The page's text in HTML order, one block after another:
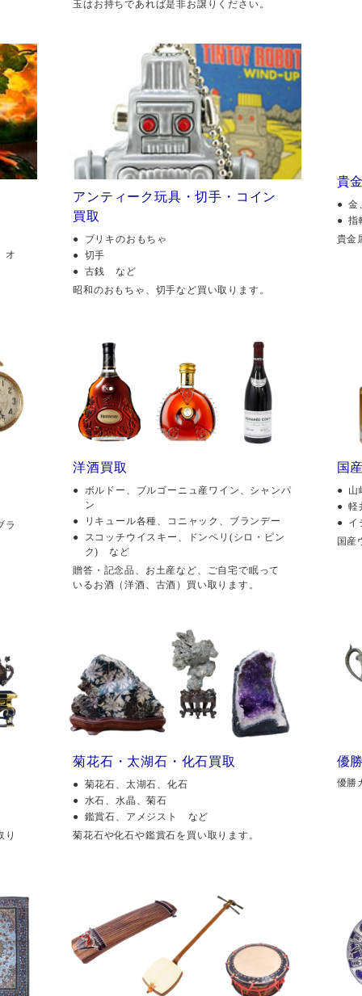
玉はお持ちであれば是非お譲りください。
オ
アンティーク玩具・切手・コイン
買取
ブリキのおもちゃ
切手
古銭 など
昭和のおもちゃ、切手など買い取ります。
貴
金
指
貴金
ラ
洋酒買取
ボルドー、ブルゴーニュ産ワイン、シャンパ
ン
リキュール各種、コニャック、ブランデー
スコッチウイスキー、ドンペリ(シロ・ピン
ク) など
贈答・記念品、お土産など、ご自宅で眠って
いるお酒（洋酒、古酒）買い取ります。
国
山
軽
イ
国産
り
菊花石・太湖石・化石買取
菊花石、太湖石、化石
水石、水晶、菊石
鑑賞石、アメジスト など
菊花石や化石や鑑賞石を買い取ります。
優
優勝